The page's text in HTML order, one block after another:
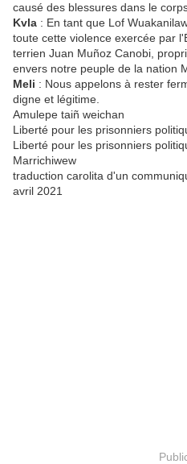
causé des blessures dans le
Kvla : En tant que Lof
toute cette violence exercée par
terrien Juan Muñoz Canobi,
envers notre peuple de la nation
Meli : Nous appelons à rester
digne et légitime.
Amulepe taiñ weichan
Liberté pour les prisonniers
Liberté pour les prisonniers
Marrichiwew
traduction carolita d'un
avril 2021